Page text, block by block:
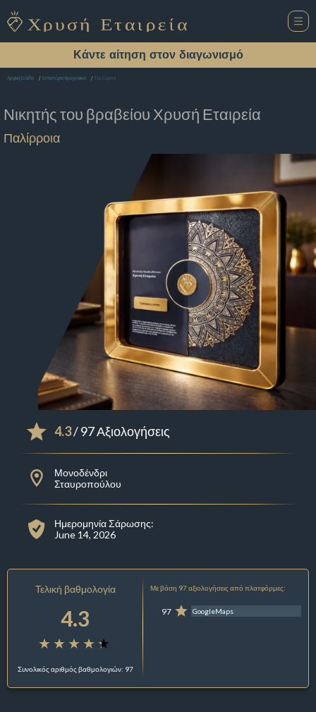
Κάντε αίτηση στον διαγωνισμό
Αρχική Σελίδα Εστιατόριο Βραχναιικα Παλίρροια
Νικητής του βραβείου Χρυσή Εταιρεία
Παλίρροια
4.3/ 97 Αξιολογήσεις
Μονοδένδρι
Σταυροπούλου
Ημερομηνία Σάρωσης:
June 14, 2026
Τελική βαθμολογία
4.3
Συνολικός αριθμός βαθμολογιών: 97
Με βάση 97 αξιολογήσεις από πλατφόρμες:
97 GoogleMaps